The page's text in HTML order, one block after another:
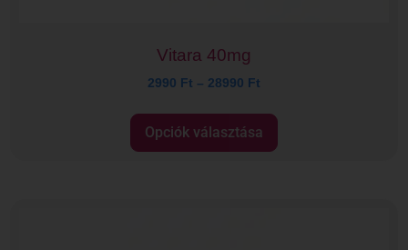
Vitara 40mg
2990 Ft – 28990 Ft
Opciók választása